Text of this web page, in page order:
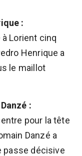
:
Lorient cinq
Henrique a
le maillot
:
pour la tête
Danzé a
passe décisive